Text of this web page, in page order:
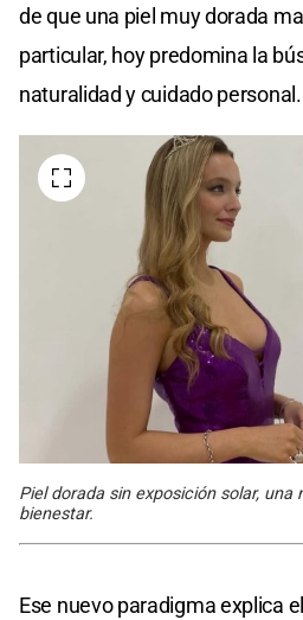
de que una piel muy dorada
particular, hoy predomina la
naturalidad y cuidado personal.
Piel dorada sin exposición solar,
bienestar.
Ese nuevo paradigma explica